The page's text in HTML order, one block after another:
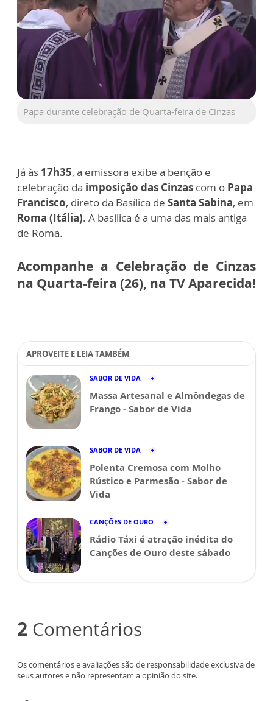
Papa durante celebração de Quarta-feira de Cinzas
Já às 17h35, a emissora exibe a benção e
celebração da imposição das Cinzas com o Papa
Francisco, direto da Basílica de Santa Sabina, em
Roma (Itália). A basílica é a uma das mais antiga
de Roma.
Acompanhe a Celebração de Cinzas
na Quarta-feira (26), na TV Aparecida!
APROVEITE E LEIA TAMBÉM
SABOR DE VIDA
Massa Artesanal e Almôndegas de
Frango - Sabor de Vida
SABOR DE VIDA
Polenta Cremosa com Molho
Rústico e Parmesão - Sabor de
Vida
CANÇÕES DE OURO
Rádio Táxi é atração inédita do
Canções de Ouro deste sábado
2 Comentários
Os comentários e avaliações são de responsabilidade exclusiva de
seus autores e não representam a opinião do site.